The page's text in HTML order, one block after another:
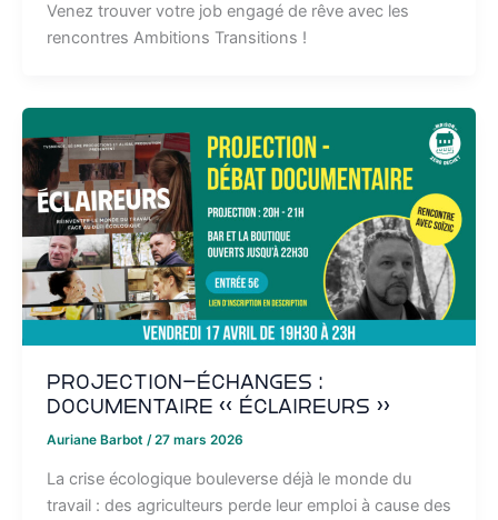
Venez trouver votre job engagé de rêve avec les
rencontres Ambitions Transitions !
Projection-échanges :
Documentaire « Éclaireurs »
Auriane Barbot /27 mars 2026
La crise écologique bouleverse déjà le monde du
travail : des agriculteurs perde leur emploi à cause des